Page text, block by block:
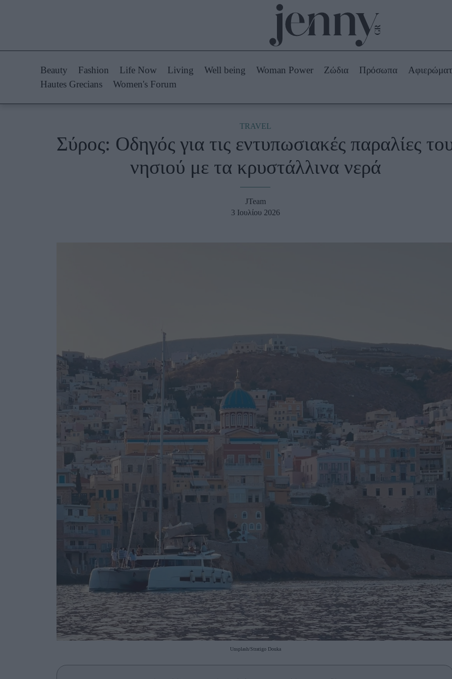
Styling Tips
Fashion News
Beauty -
Ομορφιά
Skincare
Μακιγιάζ
Woman Power Πρόσωπα
Celebrities
Ζώδια
Beauty Fashion Life Now Living Well being Woman Power Ζώδια Πρόσωπα
Hautes Grecians
Women's Forum
TRAVEL
Σύρος: Οδηγός για τις εντυπωσιακές παραλίες
νησιού με τα κρυστάλλινα νερά
JTeam
3 Ιουλίου 2026
Unsplash/Stratigo Douka